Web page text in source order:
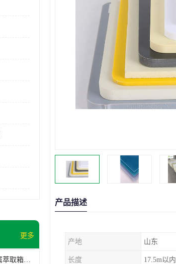
更多
金天成生产有色金属萃取箱焊接pvc板
产品描述
产地 山东
长度 17.5m以内